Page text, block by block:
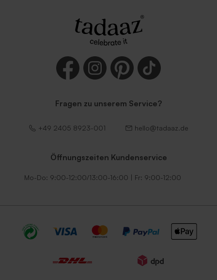
Fragen zu unserem Service?
+49 2405 8923-001 hello@tadaaz.de
Öffnungszeiten Kundenservice
Mo-Do: 9:00-12:00/13:00-16:00 | Fr: 9:00-12:00